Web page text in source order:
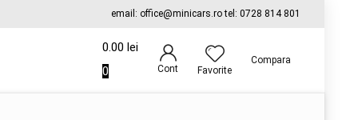
email: office@minicars.ro tel: 0728 814 801
0.00 lei
0
Cont Favorite
Compara